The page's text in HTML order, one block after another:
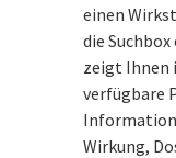
einen
die
zeigt Ihnen
verfügbare
Wirkung,